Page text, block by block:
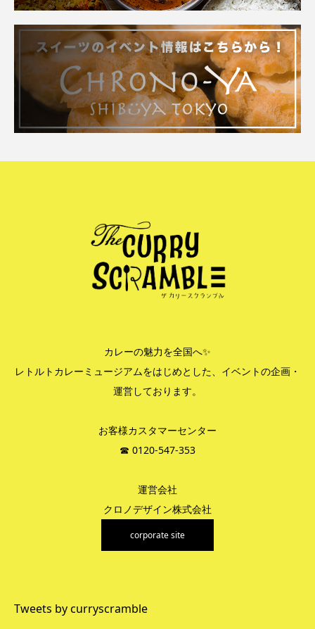
カレーの魅力を全国へ✨
レトルトカレーミュージアムをはじめとした、イベントの企画・
運営しております。
お客様カスタマーセンター
☎︎ 0120-547-353
運営会社
クロノデザイン株式会社
corporate site
Tweets by curryscramble